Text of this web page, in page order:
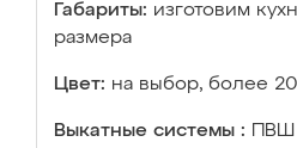
Габариты: изготовим
размера
Цвет: на выбор, более
Выкатные системы :